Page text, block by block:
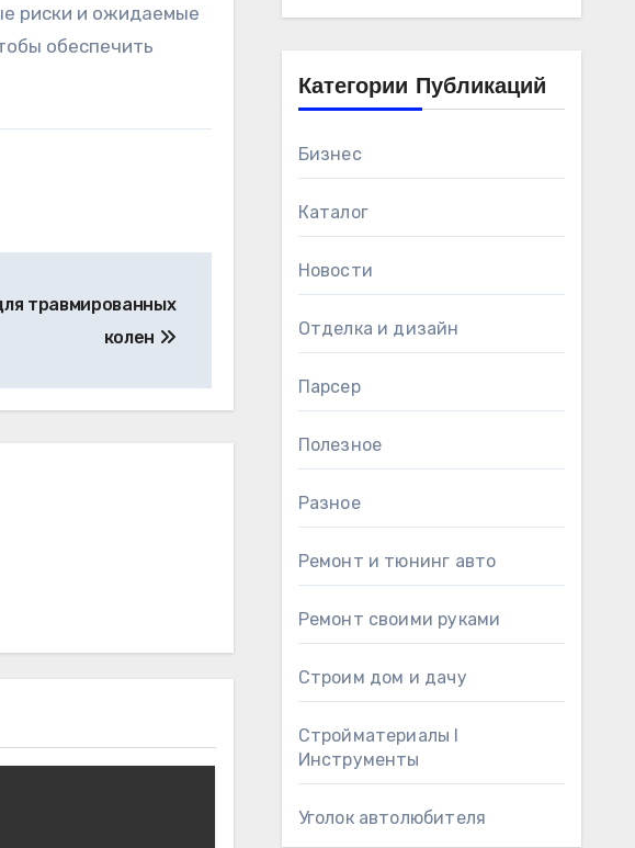
риски и ожидаемые
обеспечить
травмированных
колен
Категории Публикаций
Бизнес
Каталог
Новости
Отделка и дизайн
Парсер
Полезное
Разное
Ремонт и тюнинг авто
Ремонт своими руками
Строим дом и дачу
Стройматериалы l
Инструменты
Уголок автолюбителя